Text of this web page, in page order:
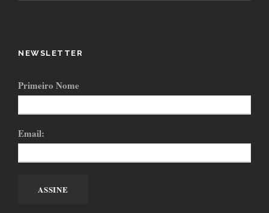
NEWSLETTER
Primeiro Nome
Email: